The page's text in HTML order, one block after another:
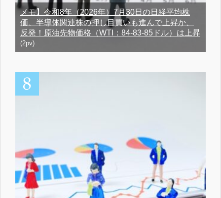
メモ】令和8年（2026年）7月30日の日経平均株
価、半導体関連株の押し目買いも進んで上昇か、
反発！原油先物価格（WTI：84-83-85ドル）は上昇
(2pv)